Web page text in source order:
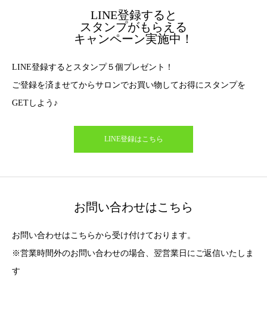
LINE登録すると
スタンプがもらえる
キャンペーン実施中！
LINE登録するとスタンプ５個プレゼント！
ご登録を済ませてからサロンでお買い物してお得にスタンプを
GETしよう♪
LINE登録はこちら
お問い合わせはこちら
お問い合わせはこちらから受け付けております。
※営業時間外のお問い合わせの場合、翌営業日にご返信いたしま
す